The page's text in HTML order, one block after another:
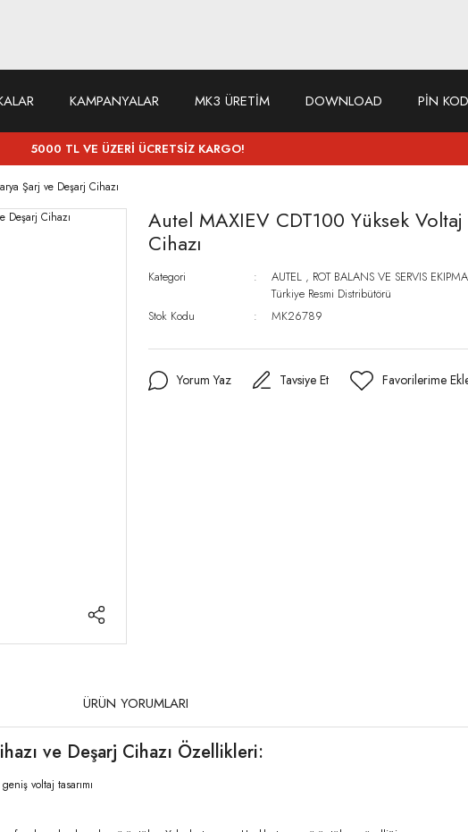
KAMPANYALAR MK3 ÜRETİM DOWNLOAD PİN
5000 TL VE ÜZERİ ÜCRETSİZ KARGO!
Şarj ve Deşarj Cihazı
Autel MAXIEV CDT100 Yüksek
Cihazı
Kategori AUTEL , ROT BALANS VE SERVIS
Türkiye Resmi Distribütörü
Stok Kodu
MK26789
Yorum Yaz Tavsiye Et
ÜRÜN YORUMLARI
ve Deşarj Cihazı Özellikleri:
voltaj tasarımı